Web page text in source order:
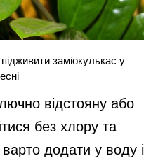
заміокулькас у
відстояну або
без хлору та
додати у воду і